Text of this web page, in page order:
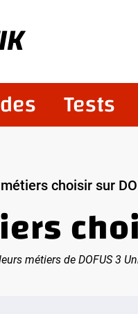
Tests
choisir sur
métiers de DOFUS 3